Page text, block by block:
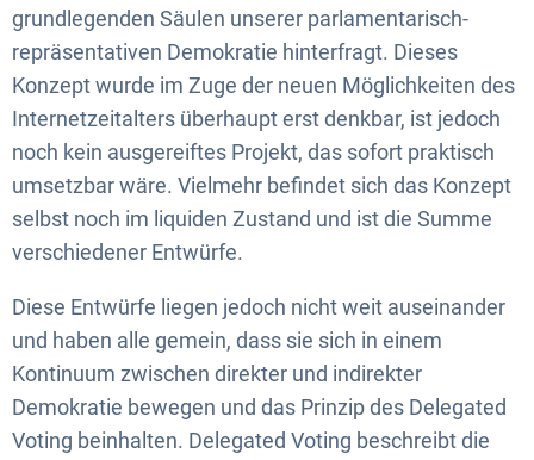
grundlegenden Säulen unserer parlamentarisch-
repräsentativen Demokratie hinterfragt. Dieses
Konzept wurde im Zuge der neuen Möglichkeiten des
Internetzeitalters überhaupt erst denkbar, ist jedoch
noch kein ausgereiftes Projekt, das sofort praktisch
umsetzbar wäre. Vielmehr befindet sich das Konzept
selbst noch im liquiden Zustand und ist die Summe
verschiedener Entwürfe.
Diese Entwürfe liegen jedoch nicht weit auseinander
und haben alle gemein, dass sie sich in einem
Kontinuum zwischen direkter und indirekter
Demokratie bewegen und das Prinzip des Delegated
Voting beinhalten. Delegated Voting beschreibt die